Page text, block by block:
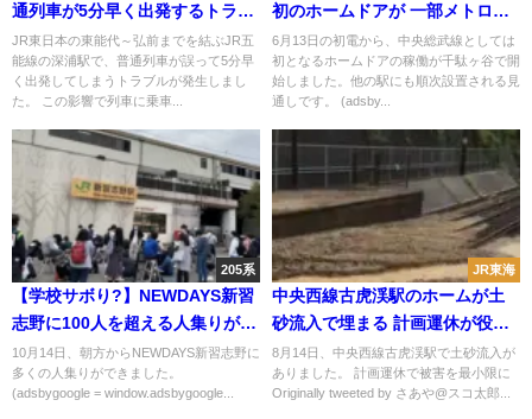
通列車が5分早く出発するトラブ
ル 乗客7人が置き去りに タク
シーで輸送で追いつくも17分遅
延
JR東日本の東能代～弘前までを結ぶJR五
能線の深浦駅で、普通列車が誤って5分早
く出発してしまうトラブルが発生しまし
た。 この影響で列車に乗車...
初のホームドアが 一部メトロ車
出禁の可能性も
6月13日の初電から、中央総武線としては
初となるホームドアの稼働が千駄ヶ谷で開
始しました。他の駅にも順次設置される見
通しです。 (adsby...
205系
【学校サボり?】NEWDAYS新習
志野に100人を超える人集りが
武蔵野線205系限定グッズ目当て
早くも転売される
10月14日、朝方からNEWDAYS新習志野に
多くの人集りができました。
(adsbygoogle = window.adsbygoogle...
JR東海
中央西線古虎渓駅のホームが土
砂流入で埋まる 計画運休が役に
立つ
8月14日、中央西線古虎渓駅で土砂流入が
ありました。 計画運休で被害を最小限に
Originally tweeted by さあや@スコ太郎...